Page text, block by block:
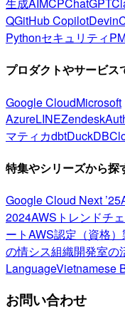
QGitHub CopilotDevin
Pythonセキュリティ
プロダクトやサービス
Google CloudMicrosoft
AzureLINEZendesk
マティカdbtDuckDB
特集やシリーズから探
Google Cloud Next ’25
2024AWSトレンドチ
ートAWS認定（資格）
の情シス組織開発室の
LanguageVietnamese
お問い合わせ